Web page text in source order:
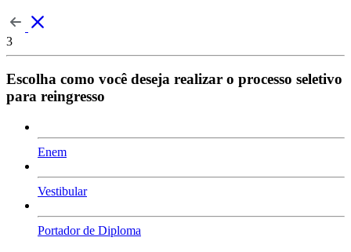
3
Escolha como você deseja realizar o processo seletivo
para reingresso
Enem
Vestibular
Portador de Diploma